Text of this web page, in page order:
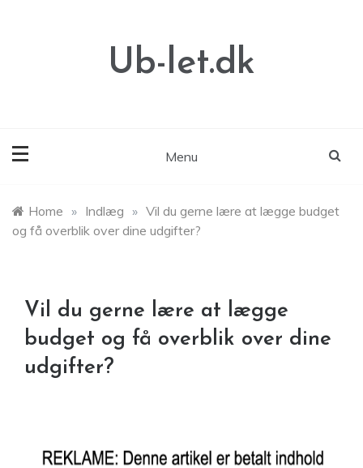
Ub-let.dk
Menu
Home » Indlæg » Vil du gerne lære at lægge budget
og få overblik over dine udgifter?
Vil du gerne lære at lægge
budget og få overblik over dine
udgifter?